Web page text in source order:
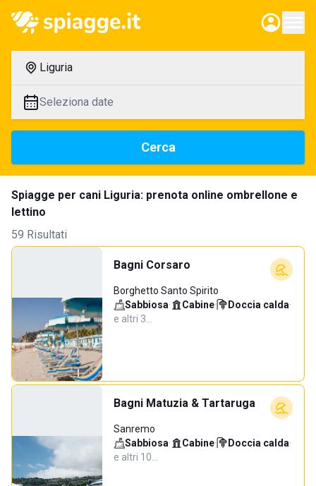
Liguria
Seleziona date
Cerca
Spiagge per cani Liguria: prenota online ombrellone e
lettino
59 Risultati
Bagni Corsaro
Borghetto Santo Spirito
Sabbiosa· Cabine· Doccia calda·
e altri 3…
Bagni Matuzia & Tartaruga
Sanremo
Sabbiosa· Cabine· Doccia calda·
e altri 10…